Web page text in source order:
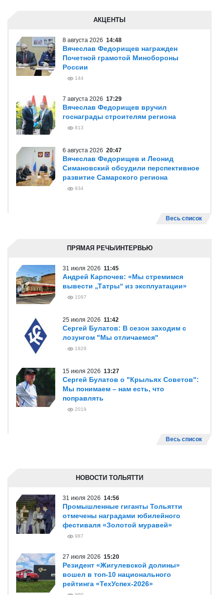
АКЦЕНТЫ
8 августа 2026 14:48
Вячеслав Федорищев награжден
Почетной грамотой Минобороны
России
144
7 августа 2026 17:29
Вячеслав Федорищев вручил
госнаграды строителям региона
813
6 августа 2026 20:47
Вячеслав Федорищев и Леонид
Симановский обсудили перспективное
развитие Самарского региона
934
Весь список
ПРЯМАЯ РЕЧЬ/ИНТЕРВЬЮ
31 июля 2026 11:45
Андрей Карпочев: «Мы стремимся
вывести „Татры“ из эксплуатации»
1097
25 июля 2026 11:42
Сергей Булатов: В сезон заходим с
лозунгом "Мы отличаемся"
1829
15 июля 2026 13:27
Сергей Булатов о "Крыльях Советов":
Мы понимаем – нам есть, что
поправлять
2019
Весь список
НОВОСТИ ТОЛЬЯТТИ
31 июля 2026 14:56
Промышленные гиганты Тольятти
отмечены наградами юбилейного
фестиваля «Золотой муравей»
987
27 июля 2026 15:20
Резидент «Жигулевской долины»
вошел в топ-10 национального
рейтинга «ТехУспех-2026»